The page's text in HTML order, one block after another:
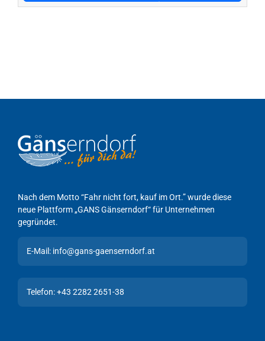
Nach dem Motto “Fahr nicht fort, kauf im Ort.” wurde diese
neue Plattform „GANS Gänserndorf“ für Unternehmen
gegründet.
E-Mail: info@gans-gaenserndorf.at
Telefon: +43 2282 2651-38